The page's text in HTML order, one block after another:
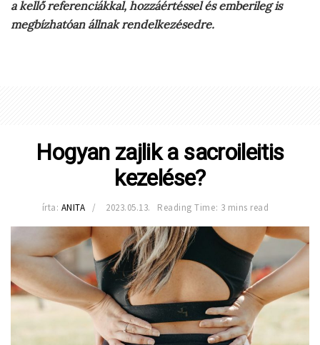
a kellő referenciákkal, hozzáértéssel és emberileg is
megbízhatóan állnak rendelkezésedre.
Hogyan zajlik a sacroileitis
kezelése?
írta: ANITA 2023.05.13. Reading Time: 3 mins read